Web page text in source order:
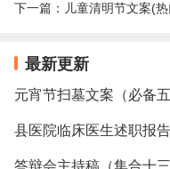
下一篇： 儿童清明节文案(
最新更新
元宵节扫墓文案（必备五
县医院临床医生述职报
答辩会主持稿（集合十三